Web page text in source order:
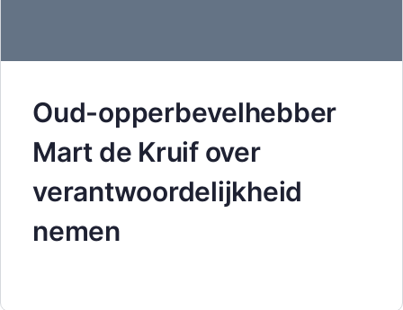
Oud-opperbevelhebber
Mart de Kruif over
verantwoordelijkheid
nemen